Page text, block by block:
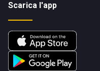
Scarica l'app